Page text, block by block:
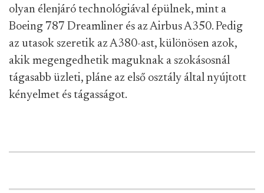
olyan élenjáró technológiával épülnek, mint a
Boeing 787 Dreamliner és az Airbus A350. Pedig
az utasok szeretik az A380-ast, különösen azok,
akik megengedhetik maguknak a szokásosnál
tágasabb üzleti, pláne az első osztály által nyújtott
kényelmet és tágasságot.